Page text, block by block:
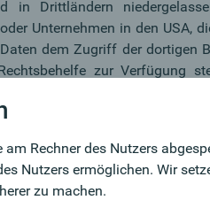
in Drittländern
Unternehmen in den USA,
dem Zugriff der dortigen
zur Verfügung
akzeptieren“ stimmen Sie
unter
www.oberbank.at/
am Rechner des Nutzers
Nutzers ermöglichen. Wir
zu machen.